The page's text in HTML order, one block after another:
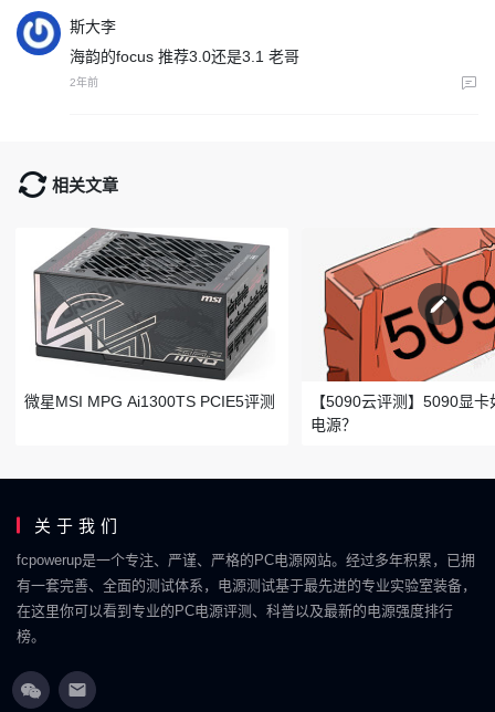
斯大李
海韵的focus 推荐3.0还是3.1 老哥
2年前
相关文章
微星MSI MPG Ai1300TS PCIE5评测
【5090云评测】5090显
电源？
关于我们
fcpowerup是一个专注、严谨、严格的PC电源网站。经过多年积累，已拥
有一套完善、全面的测试体系，电源测试基于最先进的专业实验室装备，
在这里你可以看到专业的PC电源评测、科普以及最新的电源强度排行
榜。